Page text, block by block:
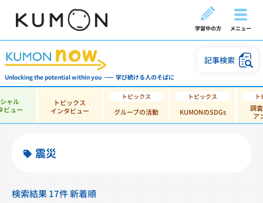
学習中の方 メニュー
Unlocking the potential within you 学び続ける人のそばに
記事検索
ャル
ビュー
トピックス
インタビュー
グループの活動 KUMONのSDGs
調
ア
震災
検索結果 17件 新着順